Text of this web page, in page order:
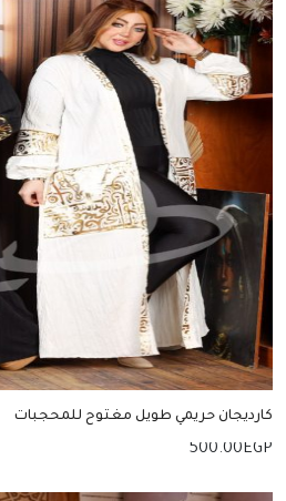
كارديجان حريمي طويل مغتوح للمحجبات
500.00EGP